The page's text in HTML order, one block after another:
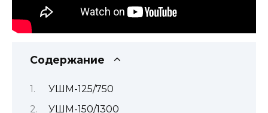
Содержание
УШМ-125/750
УШМ-150/1300